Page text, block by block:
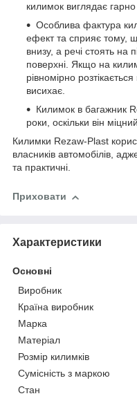
килимок виглядає гарно
Особлива фактура
ефект та сприяє тому,
внизу, а речі стоять на
поверхні. Якщо на
рівномірно
висихає.
Килимок в багажник
роки, оскільки він
Килимки Rezaw-Plast
власників автомобілів,
та практичні.
Приховати
Характеристики
Основні
Виробник
Країна виробник
Марка
Матеріал
Розмір килимків
Сумісність з маркою
Стан